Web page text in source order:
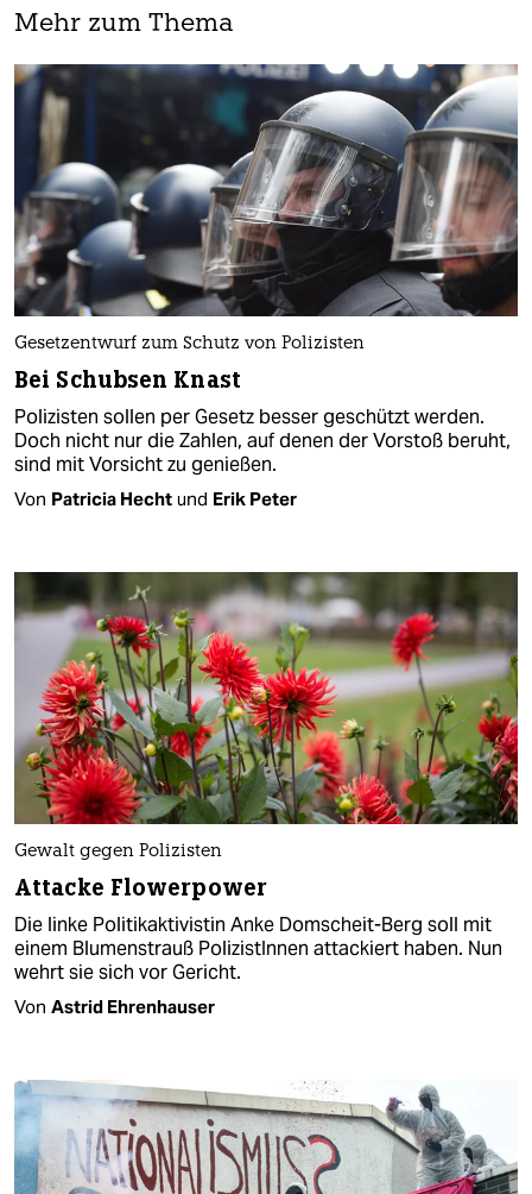
Mehr zum Thema
Gesetzentwurf zum Schutz von Polizisten
Bei Schubsen Knast
Polizisten sollen per Gesetz besser geschützt werden.
Doch nicht nur die Zahlen, auf denen der Vorstoß beruht,
sind mit Vorsicht zu genießen.
Von Patricia Hecht und Erik Peter
Gewalt gegen Polizisten
Attacke Flowerpower
Die linke Politikaktivistin Anke Domscheit-Berg soll mit
einem Blumenstrauß PolizistInnen attackiert haben. Nun
wehrt sie sich vor Gericht.
Von Astrid Ehrenhauser